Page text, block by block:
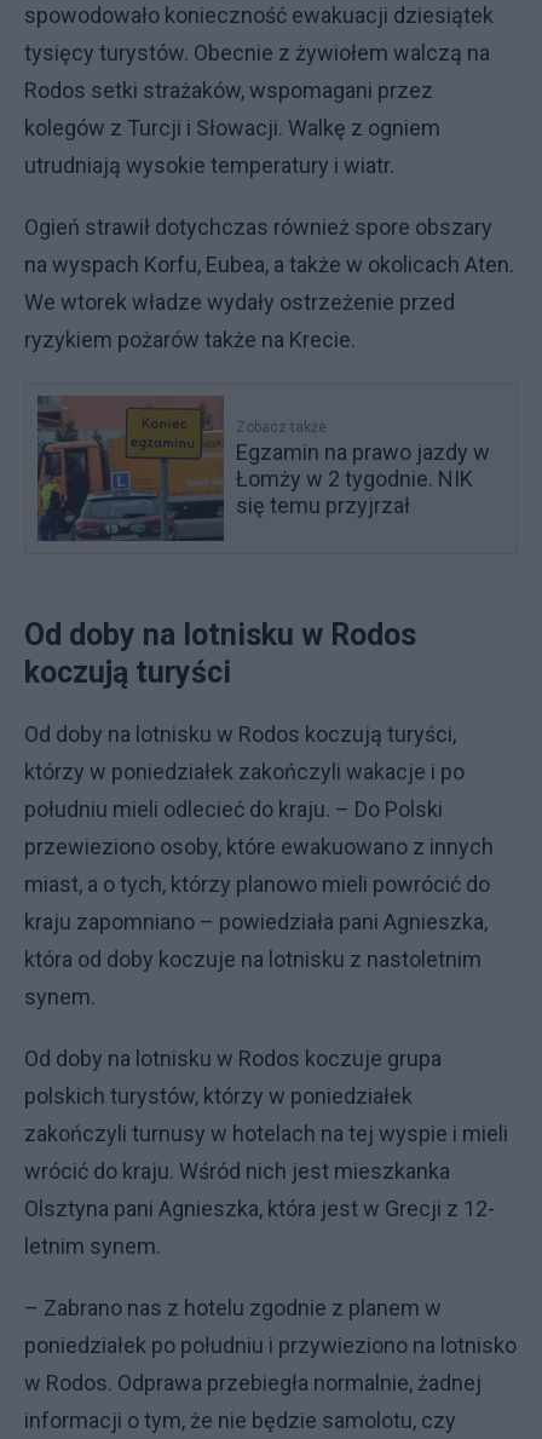
spowodowało konieczność ewakuacji dziesiątek
tysięcy turystów. Obecnie z żywiołem walczą na
Rodos setki strażaków, wspomagani przez
kolegów z Turcji i Słowacji. Walkę z ogniem
utrudniają wysokie temperatury i wiatr.
Ogień strawił dotychczas również spore obszary
na wyspach Korfu, Eubea, a także w okolicach Aten.
We wtorek władze wydały ostrzeżenie przed
ryzykiem pożarów także na Krecie.
Zobacz także
Egzamin na prawo jazdy w
Łomży w 2 tygodnie. NIK
się temu przyjrzał
Od doby na lotnisku w Rodos
koczują turyści
Od doby na lotnisku w Rodos koczują turyści,
którzy w poniedziałek zakończyli wakacje i po
południu mieli odlecieć do kraju. – Do Polski
przewieziono osoby, które ewakuowano z innych
miast, a o tych, którzy planowo mieli powrócić do
kraju zapomniano – powiedziała pani Agnieszka,
która od doby koczuje na lotnisku z nastoletnim
synem.
Od doby na lotnisku w Rodos koczuje grupa
polskich turystów, którzy w poniedziałek
zakończyli turnusy w hotelach na tej wyspie i mieli
wrócić do kraju. Wśród nich jest mieszkanka
Olsztyna pani Agnieszka, która jest w Grecji z 12-
letnim synem.
– Zabrano nas z hotelu zgodnie z planem w
poniedziałek po południu i przywieziono na lotnisko
w Rodos. Odprawa przebiegła normalnie, żadnej
informacji o tym, że nie będzie samolotu, czy